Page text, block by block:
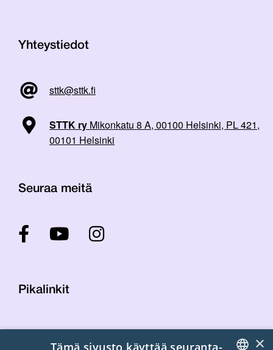
Yhteystiedot
sttk@sttk.fi
STTK ry Mikonkatu 8 A, 00100 Helsinki, PL 421,
00101 Helsinki
Seuraa meitä
Pikalinkit
×
Tämä sivusto käyttää seuranta-